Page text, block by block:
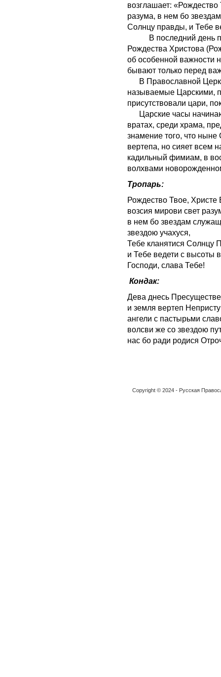
возглашает:
разума, в нем бо
Солнцу правды, и Тебе
В последний день
Рождества Христова
об особенной важности
бывают только перед
В Православной
называемые Царскими,
присутствовали цари,
Царские часы
вратах, среди храма,
знамение того, что ныне
вертепа, но сияет всем
кадильный фимиам, в
волхвами
Тропарь:
Рождество Твое,
возсия мирови свет
в нем бо звездам
звездою учахуся,
Тебе кланятися Солнцу
и Тебе ведети с высоты
Господи, слава Тебе!
Кондак:
Дева днесь
и земля вертеп
ангели с пастырьми
волсви же со звездою
нас бо ради родися
Copyright © 2024 - Русская